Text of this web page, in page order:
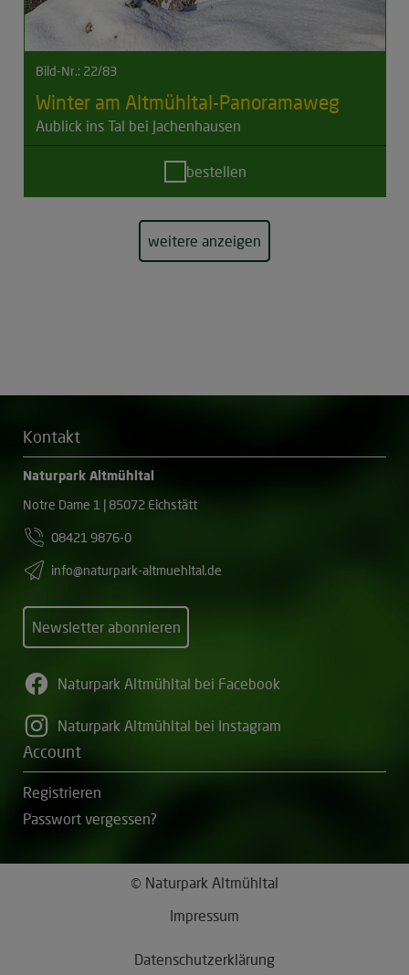
Bild-Nr.: 22/83
Winter am Altmühltal-Panoramaweg
Aublick ins Tal bei Jachenhausen
bestellen
weitere anzeigen
Kontakt
Naturpark Altmühltal
Notre Dame 1 | 85072 Eichstätt
08421 9876-0
info@naturpark-altmuehltal.de
Newsletter abonnieren
Naturpark Altmühltal bei Facebook
Naturpark Altmühltal bei Instagram
Account
Registrieren
Passwort vergessen?
© Naturpark Altmühltal
Impressum
Datenschutzerklärung